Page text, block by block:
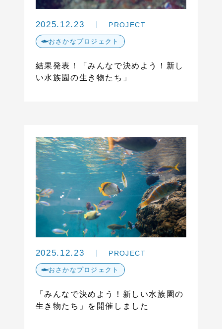
2025.12.23 PROJECT
おさかなプロジェクト
結果発表！「みんなで決めよう！新し
い水族園の生き物たち」
2025.12.23 PROJECT
おさかなプロジェクト
「みんなで決めよう！新しい水族園の
生き物たち」を開催しました